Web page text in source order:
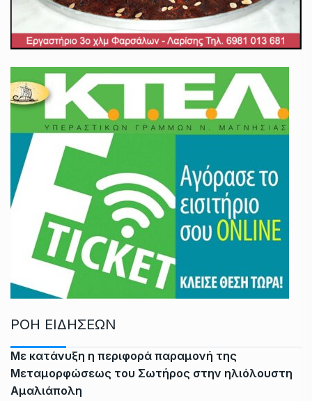
ΡΟΗ ΕΙΔΗΣΕΩΝ
Με κατάνυξη η περιφορά παραμονή της
Μεταμορφώσεως του Σωτήρος στην ηλιόλουστη
Αμαλιάπολη